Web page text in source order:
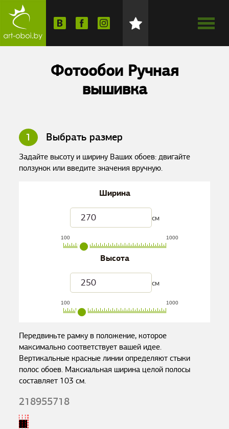
Фотообои Ручная
вышивка
1 Выбрать размер
Задайте высоту и ширину Ваших обоев: двигайте
ползунок или введите значения вручную.
Ширина
см
100 1000
Высота
см
100 1000
Передвиньте рамку в положение, которое
максимально соответствует вашей идее.
Вертикальные красные линии определяют стыки
полос обоев. Максиальная ширина целой полосы
составляет 103 см.
218955718